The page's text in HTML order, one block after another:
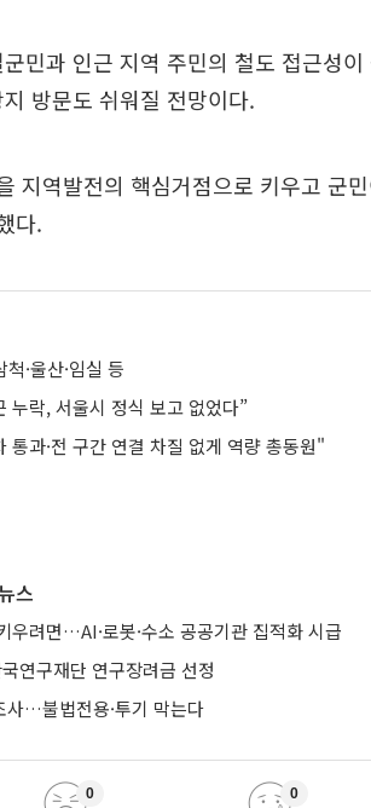
민과 인근 지역 주민의 철도 접근성
방문도 쉬워질 전망이다.
지역발전의 핵심거점으로 키우고 군
다.
·울산·임실 등
누락, 서울시 정식 보고 없었다”
과·전 구간 연결 차질 없게 역량 총동원"
스
우려면…AI·로봇·수소 공공기관 집적화 시급
연구재단 연구장려금 선정
사…불법전용·투기 막는다
0 0